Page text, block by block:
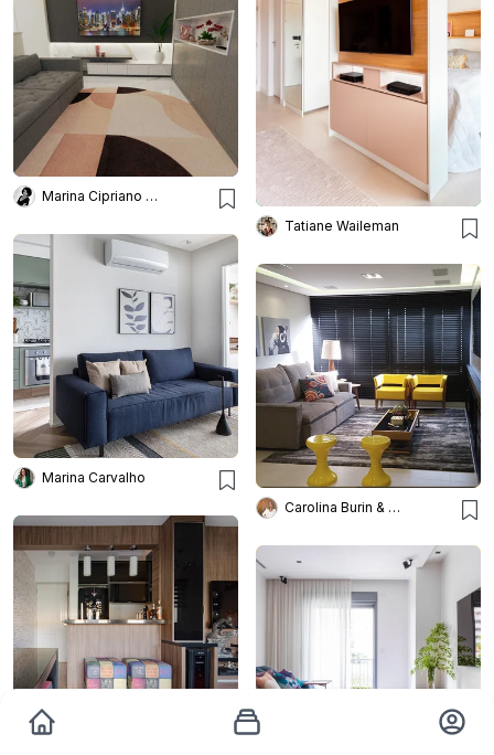
Tatiane Waileman
Marina Cipriano Arquitetura
Marina Carvalho
Carolina Burin & Arquitetos Associados